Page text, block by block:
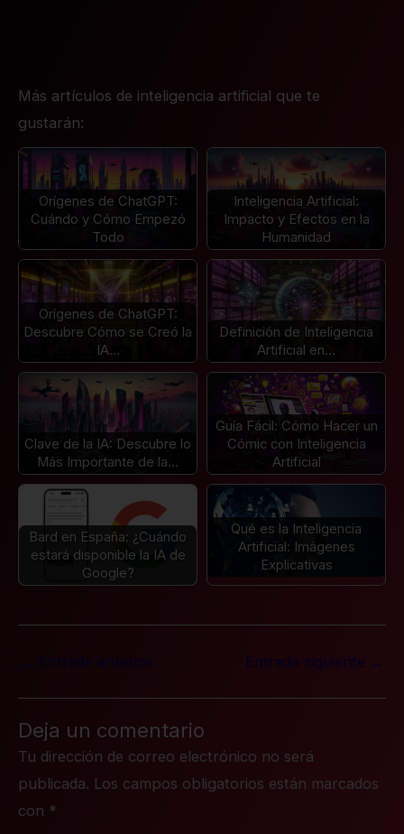
Más artículos de inteligencia artificial que te
gustarán:
Orígenes de ChatGPT:
Cuándo y Cómo Empezó
Todo
Inteligencia Artificial:
Impacto y Efectos en la
Humanidad
Orígenes de ChatGPT:
Descubre Cómo se Creó la
IA…
Definición de Inteligencia
Artificial en…
Clave de la IA: Descubre lo
Más Importante de la…
Guía Fácil: Cómo Hacer un
Cómic con Inteligencia
Artificial
Bard en España: ¿Cuándo
estará disponible la IA de
Google?
Qué es la Inteligencia
Artificial: Imágenes
Explicativas
← Entrada anterior Entrada siguiente →
Deja un comentario
Tu dirección de correo electrónico no será
publicada. Los campos obligatorios están marcados
con *